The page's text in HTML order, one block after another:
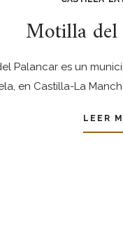
Motilla del
Palancar es un
en Castilla-La
LEER